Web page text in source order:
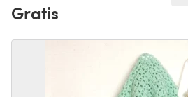
Gratis